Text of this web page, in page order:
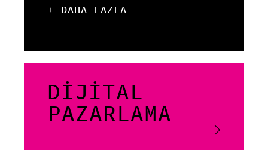
+ DAHA FAZLA
DİJİTAL
PAZARLAMA